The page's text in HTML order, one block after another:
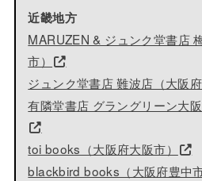
近畿地方
MARUZEN & ジュンク堂書店
市）
ジュンク堂書店 難波店（大阪府
有隣堂書店 グラングリーン大
toi books（大阪府大阪市）
blackbird books（大阪府豊中市